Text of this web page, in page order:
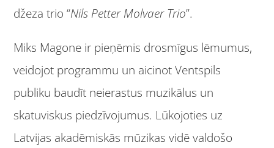
džeza trio “Nils Petter Molvaer Trio”.
Miks Magone ir pieņēmis drosmīgus lēmumus,
veidojot programmu un aicinot Ventspils
publiku baudīt neierastus muzikālus un
skatuviskus piedzīvojumus. Lūkojoties uz
Latvijas akadēmiskās mūzikas vidē valdošo